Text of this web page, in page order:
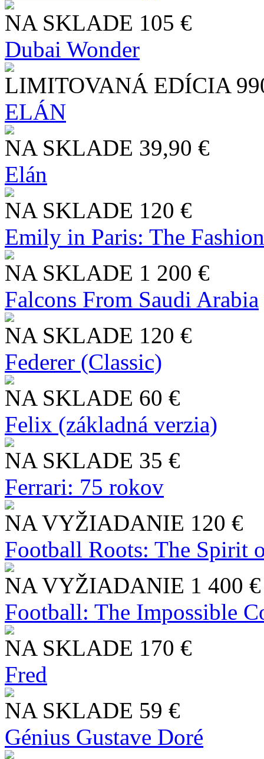
NA SKLADE 105 €
Dubai Wonder
LIMITOVANÁ EDÍCIA
ELÁN
NA SKLADE 39,90 €
Elán
NA SKLADE 120 €
Emily in Paris: The
NA SKLADE 1 200 €
Falcons From Saudi Arabia
NA SKLADE 120 €
Federer (Classic)
NA SKLADE 60 €
Felix (základná verzia)
NA SKLADE 35 €
Ferrari: 75 rokov
NA VYŽIADANIE 120 €
Football Roots: The Spirit
NA VYŽIADANIE 1 400 €
Football: The Impossible
NA SKLADE 170 €
Fred
NA SKLADE 59 €
Génius Gustave Doré